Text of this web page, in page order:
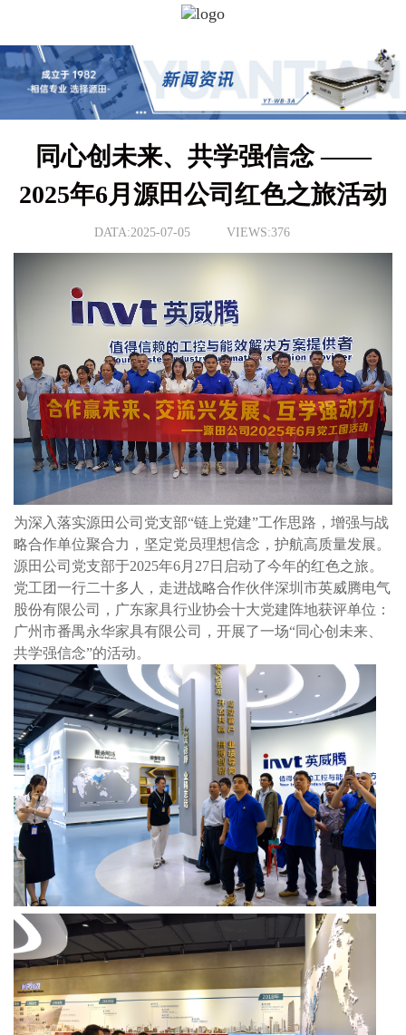
同心创未来、共学强信念 ——
2025年6月源田公司红色之旅活动
DATA:2025-07-05 VIEWS:376
为深入落实源田公司党支部“链上党建”工作思路，增强与战
略合作单位聚合力，坚定党员理想信念，护航高质量发展。
源田公司党支部于2025年6月27日启动了今年的红色之旅。
党工团一行二十多人，走进战略合作伙伴深圳市英威腾电气
股份有限公司，广东家具行业协会十大党建阵地获评单位：
广州市番禺永华家具有限公司，开展了一场“同心创未来、
共学强信念”的活动。